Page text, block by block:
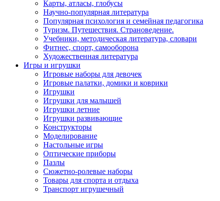
Карты, атласы, глобусы
Научно-популярная литература
Популярная психология и семейная педагогика
Туризм. Путешествия. Страноведение.
Учебники, методическая литература, словари
Фитнес, спорт, самооборона
Художественная литература
Игры и игрушки
Игровые наборы для девочек
Игровые палатки, домики и коврики
Игрушки
Игрушки для малышей
Игрушки летние
Игрушки развивающие
Конструкторы
Моделирование
Настольные игры
Оптические приборы
Пазлы
Сюжетно-ролевые наборы
Товары для спорта и отдыха
Транспорт игрушечный